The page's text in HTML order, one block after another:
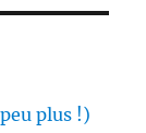
plus !)